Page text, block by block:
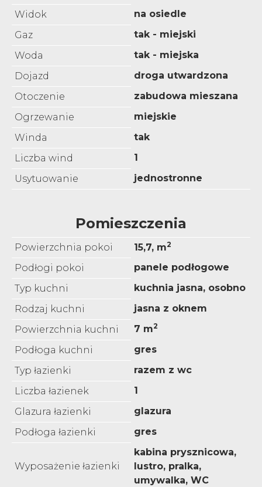
Widok
na osiedle
Gaz
tak - miejski
Woda
tak - miejska
Dojazd
droga utwardzona
Otoczenie
zabudowa mieszana
Ogrzewanie
miejskie
Winda
tak
Liczba wind
1
Usytuowanie
jednostronne
Pomieszczenia
Powierzchnia pokoi 15,7, m2
Podłogi pokoi
panele podłogowe
Typ kuchni
kuchnia jasna, osobno
Rodzaj kuchni
jasna z oknem
Powierzchnia kuchni
7 m2
Podłoga kuchni
gres
Typ łazienki
razem z wc
Liczba łazienek
1
Glazura łazienki
glazura
Podłoga łazienki
gres
Wyposażenie łazienki
kabina prysznicowa,
lustro, pralka,
umywalka, WC